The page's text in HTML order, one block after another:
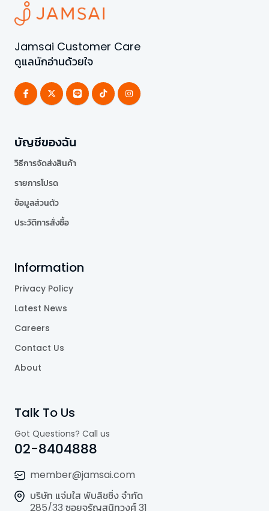
Jamsai Customer Care
ดูแลนักอ่านด้วยใจ
บัญชีของฉัน
วิธีการจัดส่งสินค้า
รายการโปรด
ข้อมูลส่วนตัว
ประวัติการสั่งซื้อ
Information
Privacy Policy
Latest News
Careers
Contact Us
About
Talk To Us
Got Questions? Call us
02-8404888
member@jamsai.com
บริษัท แจ่มใส พับลิชชิ่ง จำกัด
285/33 ซอยจรัญสนิทวงศ์ 31